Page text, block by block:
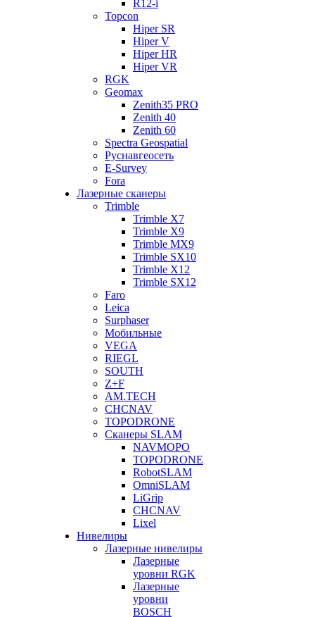
R12-i
Topcon
Hiper SR
Hiper V
Hiper HR
Hiper VR
RGK
Geomax
Zenith35 PRO
Zenith 40
Zenith 60
Spectra Geospatial
Руснавгеосеть
E-Survey
Fora
Лазерные сканеры
Trimble
Trimble X7
Trimble X9
Trimble MX9
Trimble SX10
Trimble X12
Trimble SX12
Faro
Leica
Surphaser
Мобильные
VEGA
RIEGL
SOUTH
Z+F
AM.TECH
CHCNAV
TOPODRONE
Сканеры SLAM
NAVMOPO
TOPODRONE
RobotSLAM
OmniSLAM
LiGrip
CHCNAV
Lixel
Нивелиры
Лазерные нивелиры
Лазерные
уровни RGK
Лазерные
уровни
BOSCH